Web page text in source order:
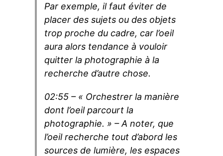
Par exemple, il faut éviter de
placer des sujets ou des objets
trop proche du cadre, car l’oeil
aura alors tendance à vouloir
quitter la photographie à la
recherche d’autre chose.
02:55 – « Orchestrer la manière
dont l’oeil parcourt la
photographie. » – A noter, que
l’oeil recherche tout d’abord les
sources de lumière, les espaces